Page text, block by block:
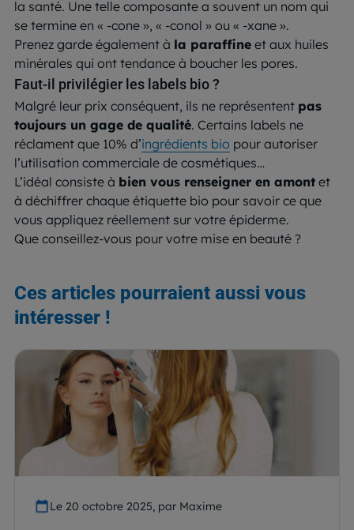
la santé. Une telle composante a souvent un nom qui
se termine en « -cone », « -conol » ou « -xane ».
Prenez garde également à la paraffine et aux huiles
minérales qui ont tendance à boucher les pores.
Faut-il privilégier les labels bio ?
Malgré leur prix conséquent, ils ne représentent pas
toujours un gage de qualité. Certains labels ne
réclament que 10% d’ingrédients bio pour autoriser
l’utilisation commerciale de cosmétiques…
L’idéal consiste à bien vous renseigner en amont et
à déchiffrer chaque étiquette bio pour savoir ce que
vous appliquez réellement sur votre épiderme.
Que conseillez-vous pour votre mise en beauté ?
Ces articles pourraient aussi vous
intéresser !
Le 20 octobre 2025, par Maxime